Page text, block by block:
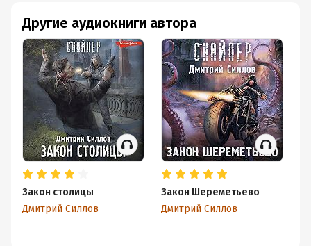
Другие аудиокниги автора
Закон столицы
Дмитрий Силлов
Закон Шереметьево
Дмитрий Силлов